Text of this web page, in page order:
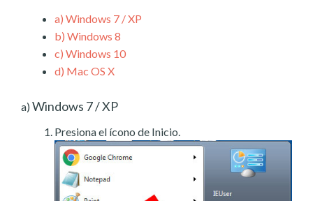
a) Windows 7 / XP
b) Windows 8
c) Windows 10
d) Mac OS X
a) Windows 7 / XP
Presiona el ícono de Inicio.